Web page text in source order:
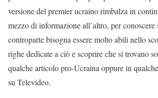
versione del premier ucraino rimbalza in
mezzo di informazione all’altro, per
controparte bisogna essere molto abili nello
righe dedicate a ciò e scoprire che si trovano
qualche articolo pro-Ucraina oppure in
su Televideo.